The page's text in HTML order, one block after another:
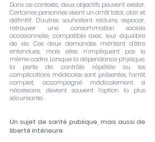
Dans ce contexte, deux objectifs peuvent exister.
Certaines personnes visent un arrêt total, clair et
définitif. D’autres souhaitent réduire, espacer,
retrouver une consommation sociale
occasionnelle, compatible avec leur équilibre
de vie. Ces deux demandes méritent d’être
entendues, mais elles n’impliquent pas le
même cadre. Lorsque la dépendance physique,
la perte de contrôle répétée ou les
complications médicales sont présentes, l’arrêt
complet, accompagné médicalement si
nécessaire, devient souvent l’option la plus
sécurisante.
Un sujet de santé publique, mais aussi de
liberté intérieure